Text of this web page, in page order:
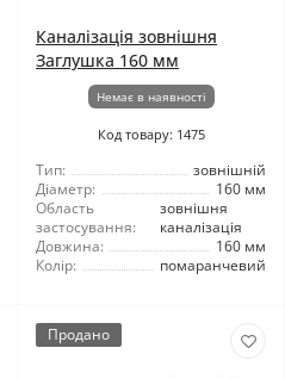
Каналізація зовнішня
Заглушка 160 мм
Немає в наявності
Код товару: 1475
Тип:
зовнішній
Діаметр:
160 мм
Область
застосування:
зовнішня
каналізація
Довжина:
160 мм
Колір:
помаранчевий
Продано